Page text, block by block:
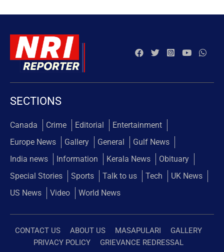
SECTIONS
Canada Crime Editorial
Entertainment
Europe News
Gallery General
Gulf News
India news
Information Kerala News
Obituary
Special Stories
Sports Talk to us Tech
UK News
US News
Video World News
CONTACT US ABOUT US MASAPULARI
GALLERY
PRIVACY POLICY
GRIEVANCE REDRESSAL